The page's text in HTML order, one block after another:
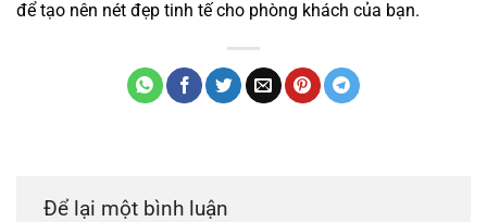
để tạo nên nét đẹp tinh tế cho phòng khách của bạn.
Để lại một bình luận